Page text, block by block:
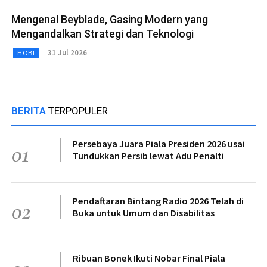
Mengenal Beyblade, Gasing Modern yang
Mengandalkan Strategi dan Teknologi
HOBI 31 Jul 2026
BERITA TERPOPULER
01
Persebaya Juara Piala Presiden 2026 usai
Tundukkan Persib lewat Adu Penalti
02
Pendaftaran Bintang Radio 2026 Telah di
Buka untuk Umum dan Disabilitas
Ribuan Bonek Ikuti Nobar Final Piala